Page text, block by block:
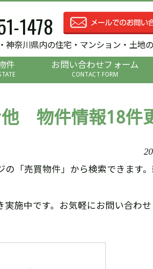
1478
神奈川県内の住宅・マンション・土地
件 お問い合わせフォーム
CONTACT FORM
物件情報18件
売買物件」から検索できます。
施中です。お気軽にお問い合わせ